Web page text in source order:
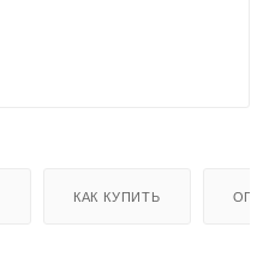
КАК КУПИТЬ